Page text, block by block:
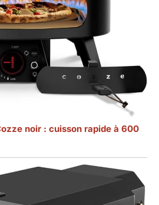
noir : cuisson rapide à 600